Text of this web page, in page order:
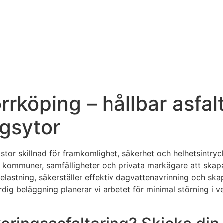
– hållbar
skillnad för framkomlighet, säkerhet och
samfälligheter och privata markägare att
säkerställer effektiv dagvattenavrinning och
beläggning planerar vi arbetet för minimal störning i